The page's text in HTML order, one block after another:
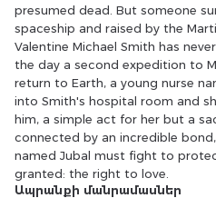
presumed dead. But someone
spaceship and raised by the
Valentine Michael Smith has
the day a second expedition to
return to Earth, a young nurse
into Smith's hospital room and
him, a simple act for her but a
connected by an incredible
named Jubal must fight to
granted: the right to love.
Ապրանքի մանրամասներ